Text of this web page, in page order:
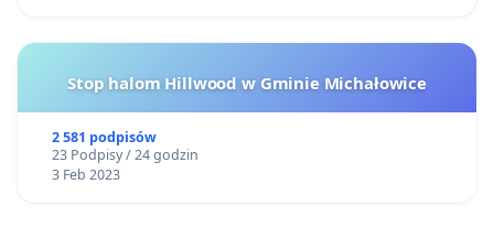
Stop halom Hillwood w Gminie Michałowice
2 581 podpisów
23 Podpisy / 24 godzin
3 Feb 2023